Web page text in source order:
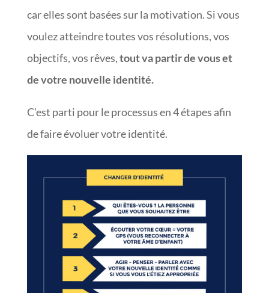
car elles sont basées sur la motivation. Si vous
voulez atteindre toutes vos résolutions, vos
objectifs, vos rêves,tout va partir de vous et
de votre nouvelle identité.
C’est parti pour le processus en 4 étapes afin
de faire évoluer votre identité.